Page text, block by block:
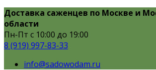
Доставка саженцев по Москве и
области
Пн-Пт с 10:00 до 19:00
8 (919) 997-83-33
info@sadowodam.ru